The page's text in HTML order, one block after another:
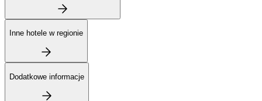
Inne hotele w regionie
Dodatkowe informacje